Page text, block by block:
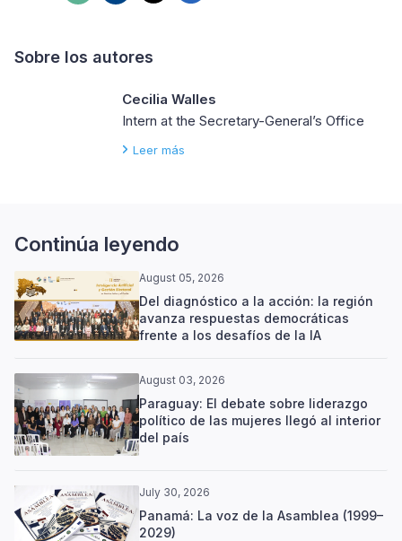
Sobre los autores
Cecilia Walles
Intern at the Secretary-General’s Office
Leer más
Continúa leyendo
August 05, 2026
Del diagnóstico a la acción: la región
avanza respuestas democráticas
frente a los desafíos de la IA
August 03, 2026
Paraguay: El debate sobre liderazgo
político de las mujeres llegó al interior
del país
July 30, 2026
Panamá: La voz de la Asamblea (1999–
2029)